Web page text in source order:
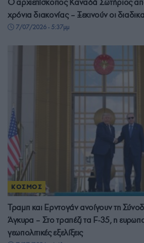
Ο αρχιεπίσκοπος Καναδά Σωτήριος
χρόνια διακονίας – Ξεκινούν οι
7/07/2026 - 5:37μμ
ΚΟΣΜΟΣ
Τραμπ και Ερντογάν ανοίγουν τη
Άγκυρα – Στο τραπέζι τα F-35, η
γεωπολιτικές εξελίξεις